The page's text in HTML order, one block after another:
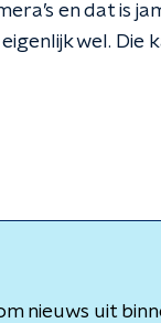
en dat is
wel. Die
nieuws uit